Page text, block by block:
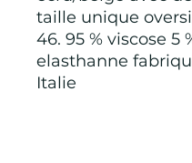
taille unique
46. 95 % viscose 5
elasthanne
Italie